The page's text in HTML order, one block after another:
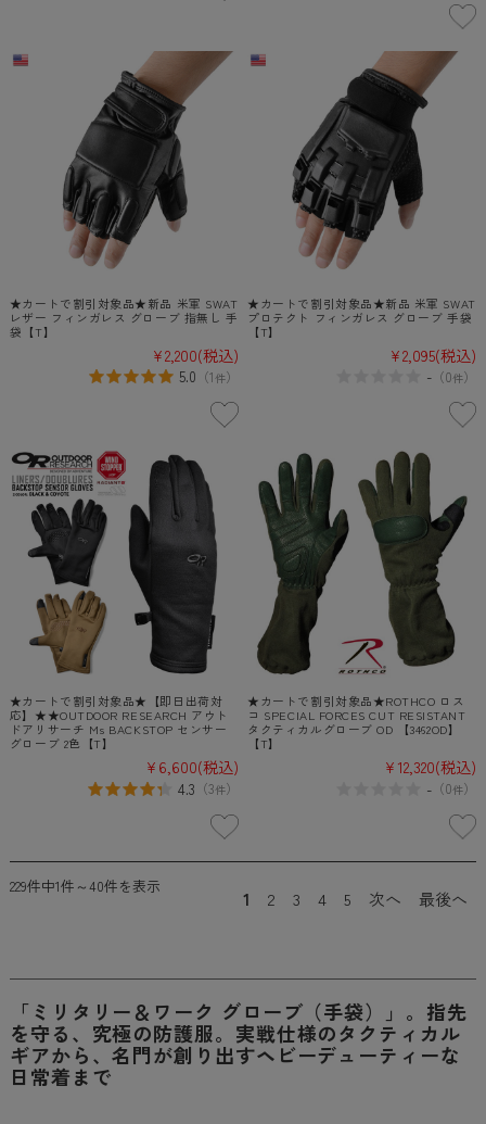
★カートで割引対象品★新品 米軍 SWAT
レザー フィンガレス グローブ 指無し 手
袋【T】
¥2,200(税込)
5.0 （1件）
★カートで割引対象品★新品 米軍 SWAT
プロテクト フィンガレス グローブ 手袋
【T】
¥2,095(税込)
- （0件）
★カートで割引対象品★【即日出荷対
応】★★OUTDOOR RESEARCH アウト
ドアリサーチ Ms BACKSTOP センサー
グローブ 2色【T】
¥6,600(税込)
4.3 （3件）
★カートで割引対象品★ROTHCO ロス
コ SPECIAL FORCES CUT RESISTANT
タクティカルグローブ OD 【3462OD】
【T】
¥12,320(税込)
- （0件）
229件中1件～40件を表示
1 2 3 4 5 次へ 最後へ
「ミリタリー＆ワーク グローブ（手袋）」。指先
を守る、究極の防護服。実戦仕様のタクティカル
ギアから、名門が創り出すヘビーデューティーな
日常着まで